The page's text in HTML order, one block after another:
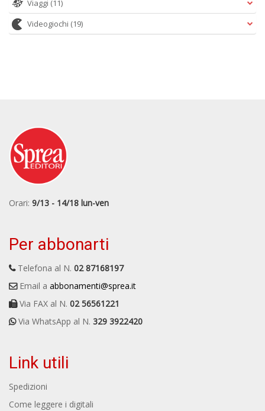
Viaggi (11)
Videogiochi (19)
Orari: 9/13 - 14/18 lun-ven
Per abbonarti
Telefona al N. 02 87168197
Email a abbonamenti@sprea.it
Via FAX al N. 02 56561221
Via WhatsApp al N. 329 3922420
Link utili
Spedizioni
Come leggere i digitali